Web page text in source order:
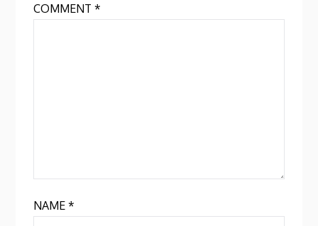
COMMENT*
NAME*